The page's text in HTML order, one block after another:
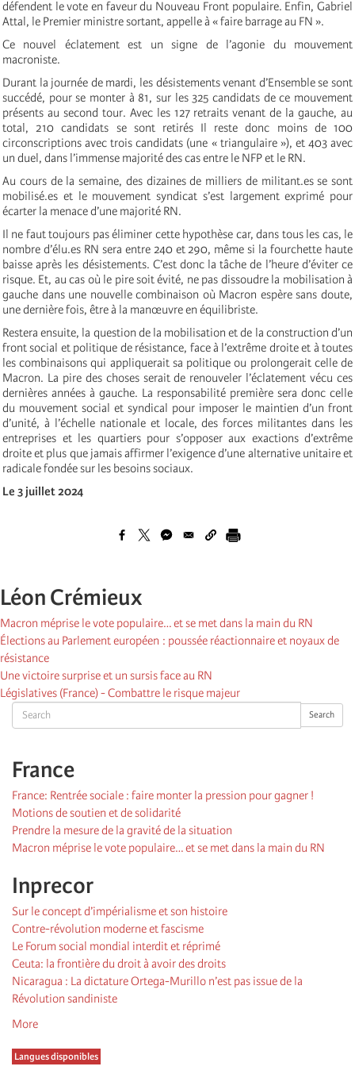
Search Search
France
France: Rentrée sociale : faire monter la pression pour gagner !
Motions de soutien et de solidarité
Prendre la mesure de la gravité de la situation
Macron méprise le vote populaire… et se met dans la main du RN
Inprecor
Sur le concept d’impérialisme et son histoire
Contre-révolution moderne et fascisme
Le Forum social mondial interdit et réprimé
Ceuta: la frontière du droit à avoir des droits
Nicaragua : La dictature Ortega-Murillo n’est pas issue de la
Révolution sandiniste
More
Langues disponibles
défendent le vote en faveur du Nouveau Front populaire. Enfin, Gabriel
Attal, le Premier ministre sortant, appelle à « faire barrage au FN ».
Ce nouvel éclatement est un signe de l’agonie du mouvement
macroniste.
Durant la journée de mardi, les désistements venant d’Ensemble se sont
succédé, pour se monter à 81, sur les 325 candidats de ce mouvement
présents au second tour. Avec les 127 retraits venant de la gauche, au
total, 210 candidats se sont retirés Il reste donc moins de 100
circonscriptions avec trois candidats (une « triangulaire »), et 403 avec
un duel, dans l’immense majorité des cas entre le NFP et le RN.
Au cours de la semaine, des dizaines de milliers de militant.es se sont
mobilisé.es et le mouvement syndicat s’est largement exprimé pour
écarter la menace d’une majorité RN.
Il ne faut toujours pas éliminer cette hypothèse car, dans tous les cas, le
nombre d’élu.es RN sera entre 240 et 290, même si la fourchette haute
baisse après les désistements. C’est donc la tâche de l’heure d’éviter ce
risque. Et, au cas où le pire soit évité, ne pas dissoudre la mobilisation à
gauche dans une nouvelle combinaison où Macron espère sans doute,
une dernière fois, être à la manœuvre en équilibriste.
Restera ensuite, la question de la mobilisation et de la construction d’un
front social et politique de résistance, face à l’extrême droite et à toutes
les combinaisons qui appliquerait sa politique ou prolongerait celle de
Macron. La pire des choses serait de renouveler l’éclatement vécu ces
dernières années à gauche. La responsabilité première sera donc celle
du mouvement social et syndical pour imposer le maintien d’un front
d’unité, à l’échelle nationale et locale, des forces militantes dans les
entreprises et les quartiers pour s’opposer aux exactions d’extrême
droite et plus que jamais affirmer l’exigence d’une alternative unitaire et
radicale fondée sur les besoins sociaux.
Le 3 juillet 2024
Léon Crémieux
Macron méprise le vote populaire… et se met dans la main du RN
Élections au Parlement européen : poussée réactionnaire et noyaux de
résistance
Une victoire surprise et un sursis face au RN
Législatives (France) - Combattre le risque majeur